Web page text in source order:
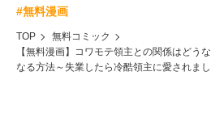
#無料漫画
TOP
無料コミック
【無料漫画】コワモテ領主との関係はどう
なる方法～失業したら冷酷領主に愛されまし